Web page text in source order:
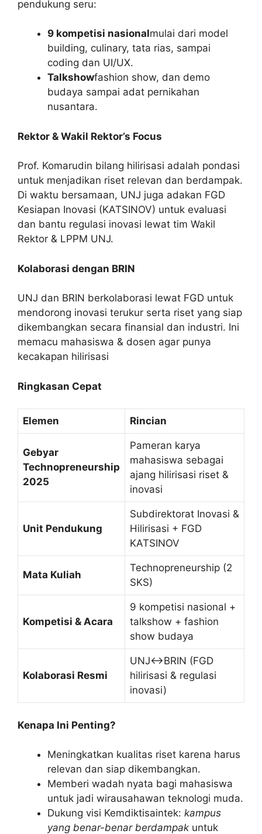
pendukung seru:
9 kompetisi nasionalmulai dari model
building, culinary, tata rias, sampai
coding dan UI/UX.
Talkshowfashion show, dan demo
budaya sampai adat pernikahan
nusantara.
Rektor & Wakil Rektor’s Focus
Prof. Komarudin bilang hilirisasi adalah pondasi
untuk menjadikan riset relevan dan berdampak.
Di waktu bersamaan, UNJ juga adakan FGD
Kesiapan Inovasi (KATSINOV) untuk evaluasi
dan bantu regulasi inovasi lewat tim Wakil
Rektor & LPPM UNJ.
Kolaborasi dengan BRIN
UNJ dan BRIN berkolaborasi lewat FGD untuk
mendorong inovasi terukur serta riset yang siap
dikembangkan secara finansial dan industri. Ini
memacu mahasiswa & dosen agar punya
kecakapan hilirisasi
Ringkasan Cepat
Elemen Rincian
Gebyar
Technopreneurship
2025
Pameran karya
mahasiswa sebagai
ajang hilirisasi riset &
inovasi
Unit Pendukung
Subdirektorat Inovasi &
Hilirisasi + FGD
KATSINOV
Mata Kuliah
Technopreneurship (2
SKS)
Kompetisi & Acara
9 kompetisi nasional +
talkshow + fashion
show budaya
Kolaborasi Resmi
UNJ↔BRIN (FGD
hilirisasi & regulasi
inovasi)
Kenapa Ini Penting?
Meningkatkan kualitas riset karena harus
relevan dan siap dikembangkan.
Memberi wadah nyata bagi mahasiswa
untuk jadi wirausahawan teknologi muda.
Dukung visi Kemdiktisaintek: kampus
yang benar-benar berdampak untuk